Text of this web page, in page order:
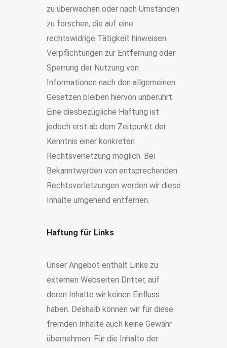
zu überwachen oder nach Umständen
zu forschen, die auf eine
rechtswidrige Tätigkeit hinweisen.
Verpflichtungen zur Entfernung oder
Sperrung der Nutzung von
Informationen nach den allgemeinen
Gesetzen bleiben hiervon unberührt.
Eine diesbezügliche Haftung ist
jedoch erst ab dem Zeitpunkt der
Kenntnis einer konkreten
Rechtsverletzung möglich. Bei
Bekanntwerden von entsprechenden
Rechtsverletzungen werden wir diese
Inhalte umgehend entfernen.
Haftung für Links
Unser Angebot enthält Links zu
externen Webseiten Dritter, auf
deren Inhalte wir keinen Einfluss
haben. Deshalb können wir für diese
fremden Inhalte auch keine Gewähr
übernehmen. Für die Inhalte der